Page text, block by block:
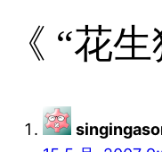
《 “花